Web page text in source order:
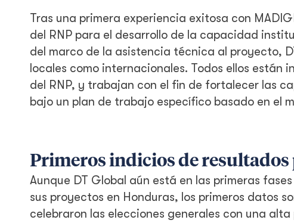
Tras una primera experiencia exitosa con
del RNP para el desarrollo de la capacidad
del marco de la asistencia técnica al proyecto,
locales como internacionales. Todos ellos
del RNP, y trabajan con el fin de fortalecer las
bajo un plan de trabajo específico basado en el
Primeros indicios de resultados
Aunque DT Global aún está en las primeras
sus proyectos en Honduras, los primeros datos
celebraron las elecciones generales con una